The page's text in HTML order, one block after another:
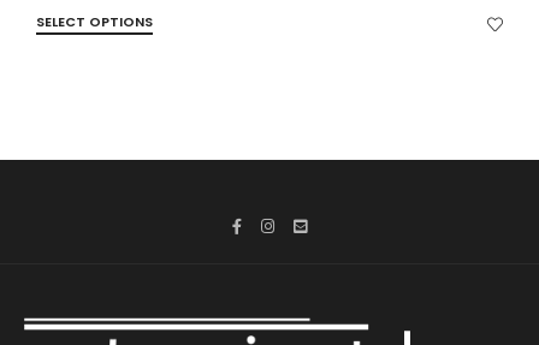
SELECT OPTIONS